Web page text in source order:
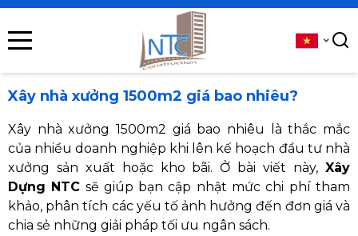
Xây nhà xưởng 1500m2 giá bao nhiêu?
Xây nhà xưởng 1500m2 giá bao nhiêu là thắc mắc
của nhiều doanh nghiệp khi lên kế hoạch đầu tư nhà
xưởng sản xuất hoặc kho bãi. Ở bài viết này, Xây
Dựng NTC sẽ giúp bạn cập nhật mức chi phí tham
khảo, phân tích các yếu tố ảnh hưởng đến đơn giá và
chia sẻ những giải pháp tối ưu ngân sách.